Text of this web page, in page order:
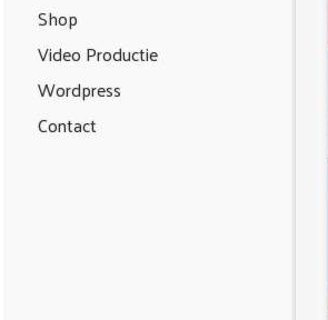
Shop
Video Productie
Wordpress
Contact